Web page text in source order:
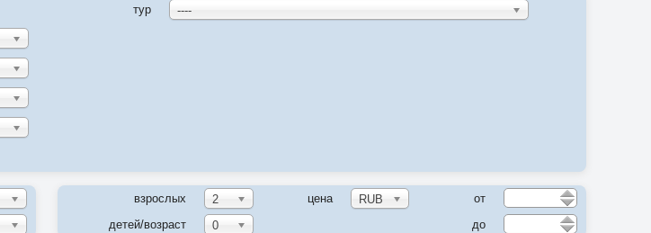
тур ----
взрослых 2 цена RUB
от
детей/возраст
0 до